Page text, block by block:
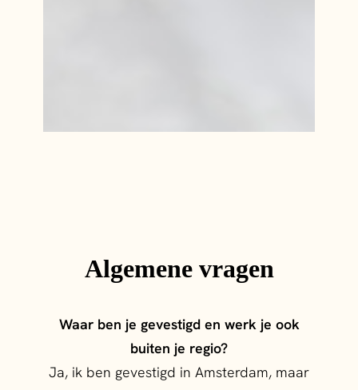
Algemene vragen
Waar ben je gevestigd en werk je ook
buiten je regio?
Ja, ik ben gevestigd in Amsterdam, maar